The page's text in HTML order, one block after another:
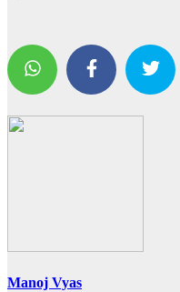
Manoj Vyas